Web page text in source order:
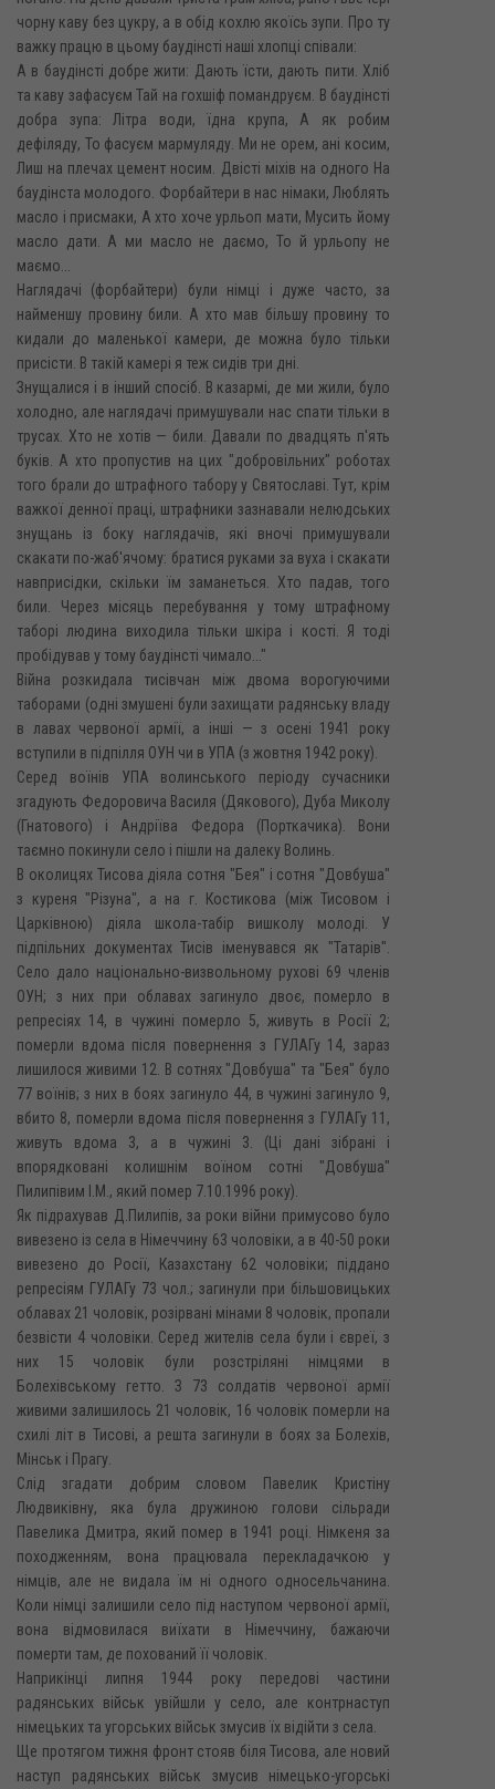
чорну каву без цукру, а в обід кохлю якоїсь зупи. Про ту
важку працю в цьому баудінсті наші хлопці співали:
А в баудінсті добре жити: Дають їсти, дають пити. Хліб
та каву зафасуєм Тай на гохшіф помандруєм. В баудінсті
добра зупа: Літра води, їдна крупа, А як робим
дефіляду, То фасуєм мармуляду. Ми не орем, ані косим,
Лиш на плечах цемент носим. Двісті міхів на одного На
баудінста молодого. Форбайтери в нас німаки, Люблять
масло і присмаки, А хто хоче урльоп мати, Мусить йому
масло дати. А ми масло не даємо, То й урльопу не
маємо...
Наглядачі (форбайтери) були німці і дуже часто, за
найменшу провину били. А хто мав більшу провину то
кидали до маленької камери, де можна було тільки
присісти. В такій камері я теж сидів три дні.
Знущалися і в інший спосіб. В казармі, де ми жили, було
холодно, але наглядачі примушували нас спати тільки в
трусах. Хто не хотів — били. Давали по двадцять п'ять
буків. А хто пропустив на цих "добровільних" роботах
того брали до штрафного табору у Святославі. Тут, крім
важкої денної праці, штрафники зазнавали нелюдських
знущань із боку наглядачів, які вночі примушували
скакати по-жаб'ячому: братися руками за вуха і скакати
навприсідки, скільки їм заманеться. Хто падав, того
били. Через місяць перебування у тому штрафному
таборі людина виходила тільки шкіра і кості. Я тоді
пробідував у тому баудінсті чимало..."
Війна розкидала тисівчан між двома ворогуючими
таборами (одні змушені були захищати радянську владу
в лавах червоної армії, а інші — з осені 1941 року
вступили в підпілля ОУН чи в УПА (з жовтня 1942 року).
Серед воїнів УПА волинського періоду сучасники
згадують Федоровича Василя (Дякового), Дуба Миколу
(Гнатового) і Андріїва Федора (Порткачика). Вони
таємно покинули село і пішли на далеку Волинь.
В околицях Тисова діяла сотня "Бея" і сотня "Довбуша"
з куреня "Різуна", а на г. Костикова (між Тисовом і
Царківною) діяла школа-табір вишколу молоді. У
підпільних документах Тисів іменувався як "Татарів".
Село дало національно-визвольному рухові 69 членів
ОУН; з них при облавах загинуло двоє, померло в
репресіях 14, в чужині померло 5, живуть в Росії 2;
померли вдома після повернення з ГУЛАГу 14, зараз
лишилося живими 12. В сотнях "Довбуша" та "Бея" було
77 воїнів; з них в боях загинуло 44, в чужині загинуло 9,
вбито 8, померли вдома після повернення з ГУЛАГу 11,
живуть вдома 3, а в чужині 3. (Ці дані зібрані і
впорядковані колишнім воїном сотні "Довбуша"
Пилипівим І.М., який помер 7.10.1996 року).
Як підрахував Д.Пилипів, за роки війни примусово було
вивезено із села в Німеччину 63 чоловіки, а в 40-50 роки
вивезено до Росії, Казахстану 62 чоловіки; піддано
репресіям ГУЛАГу 73 чол.; загинули при більшовицьких
облавах 21 чоловік, розірвані мінами 8 чоловік, пропали
безвісти 4 чоловіки. Серед жителів села були і євреї, з
них 15 чоловік були розстріляні німцями в
Болехівському гетто. З 73 солдатів червоної армії
живими залишилось 21 чоловік, 16 чоловік померли на
схилі літ в Тисові, а решта загинули в боях за Болехів,
Мінськ і Прагу.
Слід згадати добрим словом Павелик Кристіну
Людвиківну, яка була дружиною голови сільради
Павелика Дмитра, який помер в 1941 році. Німкеня за
походженням, вона працювала перекладачкою у
німців, але не видала їм ні одного односельчанина.
Коли німці залишили село під наступом червоної армії,
вона відмовилася виїхати в Німеччину, бажаючи
померти там, де похований її чоловік.
Наприкінці липня 1944 року передові частини
радянських військ увійшли у село, але контрнаступ
німецьких та угорських військ змусив їх відійти з села.
Ще протягом тижня фронт стояв біля Тисова, але новий
наступ радянських військ змусив німецько-угорські